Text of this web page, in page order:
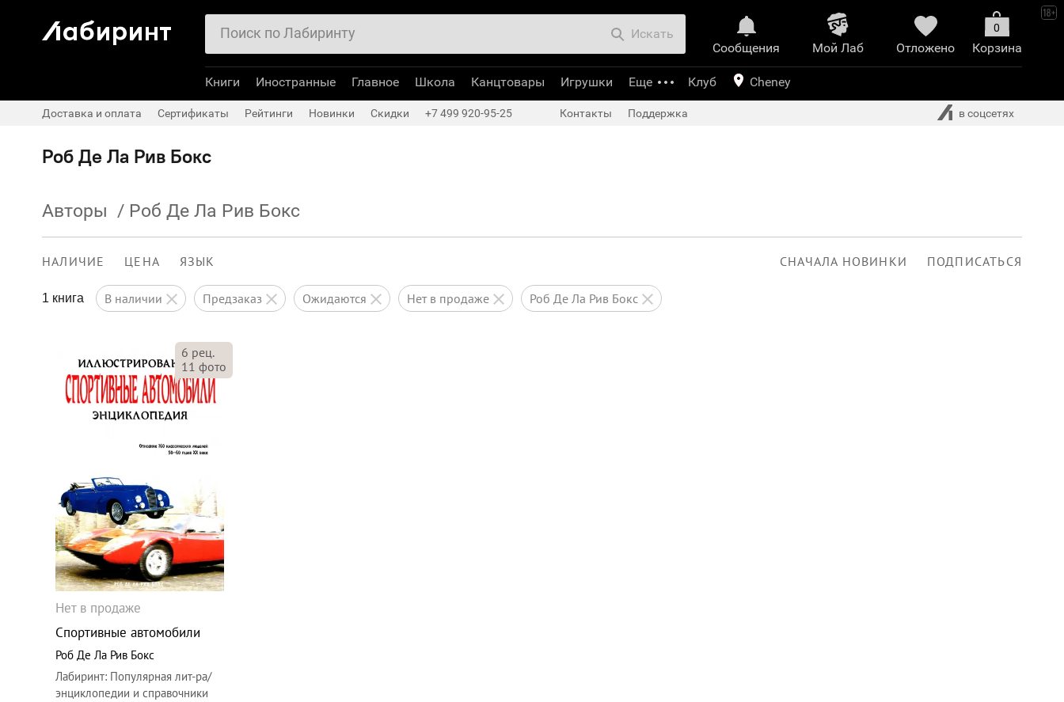
Роб Де Ла Рив Бокс
Авторы / Роб Де Ла Рив Бокс
НАЛИЧИЕ ЦЕНА ЯЗЫК СНАЧАЛА НОВИНКИ ПОДПИСАТЬСЯ
1 книга в наличии предзаказ ожидаются нет в продаже Роб Де Ла Рив Бокс
6 рец.
11 фото
Нет в продаже
Спортивные автомобили
Роб Де Ла Рив Бокс
Лабиринт: Популярная лит-ра/
энциклопедии и справочники
Сообщения
Mой Лаб​
иринт
Отложено
0
Корзина
Искать
Книги Иностранные Главное Школа Канцтовары Игрушки Еще Клуб Cheney
Доставка и оплата Сертификаты Рейтинги Новинки Скидки +7 499 920-95-25 Контакты Поддержка в соцсетях